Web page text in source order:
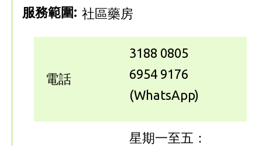
服務範圍: 社區藥房
電話
3188 0805
6954 9176
(WhatsApp)
星期一至五：